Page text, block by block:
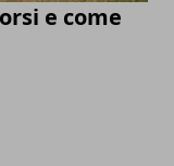
e come